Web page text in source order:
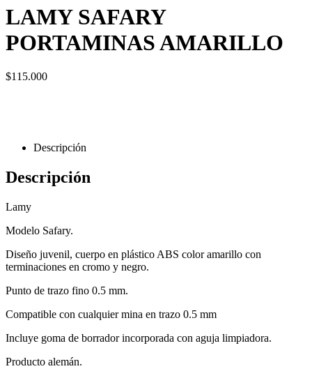
LAMY SAFARY
PORTAMINAS AMARILLO
$115.000
Descripción
Descripción
Lamy
Modelo Safary.
Diseño juvenil, cuerpo en plástico ABS color amarillo con
terminaciones en cromo y negro.
Punto de trazo fino 0.5 mm.
Compatible con cualquier mina en trazo 0.5 mm
Incluye goma de borrador incorporada con aguja limpiadora.
Producto alemán.